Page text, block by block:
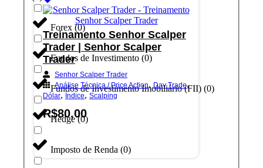
Forex (0)
Fundos de Investimento (0)
Fundos de Investimento Imobiliário (FII) (0)
Hedge(0)
Imposto de Renda (0)
Treinamento Senhor Scalper
Trader | Senhor Scalper
Trader
Senhor Scalper Trader
Análise Técnica / Price Action, Day Trade,
Dólar,Índice,Scalping
R$80,00